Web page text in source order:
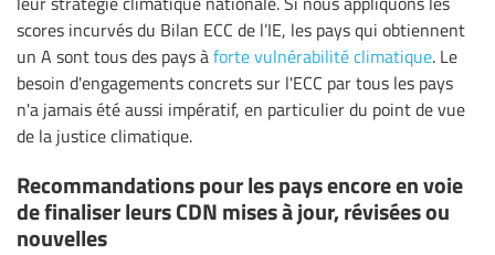
scores incurvés du Bilan ECC de l’IE, les pays qui obtiennent
un A sont tous des pays àforte vulnérabilité climatique. Le
besoin d'engagements concrets sur l'ECC par tous les pays
n'a jamais été aussi impératif, en particulier du point de vue
de la justice climatique.
Recommandations pour les pays encore en voie
de finaliser leurs CDN mises à jour, révisées ou
nouvelles